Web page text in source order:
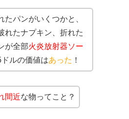
パンがいくつかと、
れたナプキン、折れた
が全部火炎放射器ソー
ルの価値はあった ！
間近な物ってこと？